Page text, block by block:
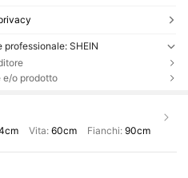
SHEIN
e/o prodotto
Vita: 60cm Fianchi: 90cm